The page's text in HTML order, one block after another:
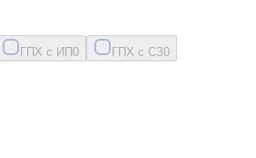
ГПХ с ИП0 ГПХ с СЗ0